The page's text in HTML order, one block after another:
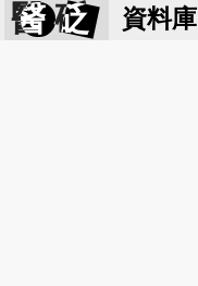
醫 砭 資料庫